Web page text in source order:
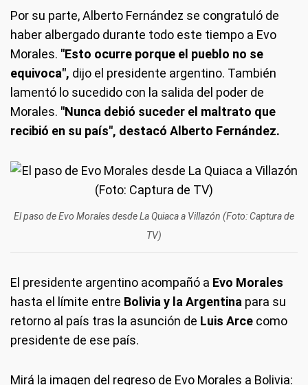
Por su parte, Alberto Fernández se congratuló de
haber albergado durante todo este tiempo a Evo
Morales. "Esto ocurre porque el pueblo no se
equivoca", dijo el presidente argentino. También
lamentó lo sucedido con la salida del poder de
Morales. "Nunca debió suceder el maltrato que
recibió en su país", destacó Alberto Fernández.
El paso de Evo Morales desde La Quiaca a Villazón (Foto: Captura de
TV)
El presidente argentino acompañó a Evo Morales
hasta el límite entre Bolivia y la Argentina para su
retorno al país tras la asunción de Luis Arce como
presidente de ese país.
Mirá la imagen del regreso de Evo Morales a Bolivia: